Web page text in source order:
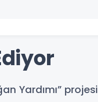
Yardımı” projesi